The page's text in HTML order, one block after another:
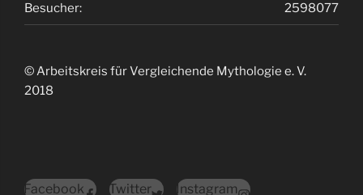
2598077
Besucher:
© Arbeitskreis für Vergleichende Mythologie e. V.
2018
Facebook Twitter Instagram